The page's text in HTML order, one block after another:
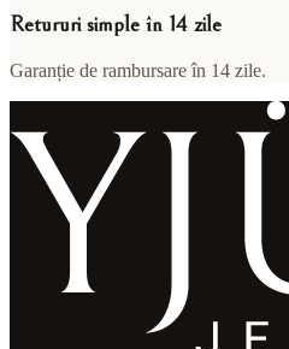
Retururi simple în 14 zile
Garanție de rambursare în 14 zile.